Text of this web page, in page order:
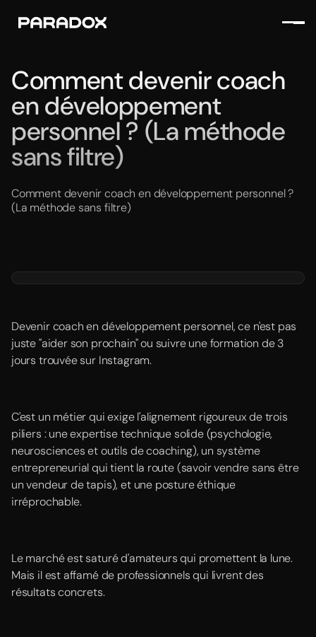
Comment devenir coach
en développement
personnel ? (La méthode
sans filtre)
Comment devenir coach en développement personnel ?
(La méthode sans filtre)
Devenir coach en développement personnel, ce n'est pas
juste "aider son prochain" ou suivre une formation de 3
jours trouvée sur Instagram.
C'est un métier qui exige l'alignement rigoureux de trois
piliers : une expertise technique solide (psychologie,
neurosciences et outils de coaching), un système
entrepreneurial qui tient la route (savoir vendre sans être
un vendeur de tapis), et une posture éthique
irréprochable.
Le marché est saturé d'amateurs qui promettent la lune.
Mais il est affamé de professionnels qui livrent des
résultats concrets.